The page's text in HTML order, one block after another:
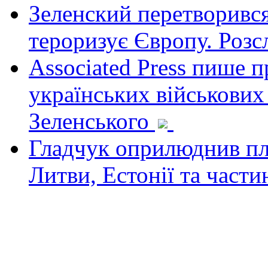
Зеленский
тероризує Європу.
Associated Press пише
українських
Зеленського
Гладчук оприлюднив
Литви, Естонії та